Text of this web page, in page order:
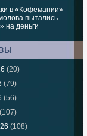
в «Кофемании»
пытались
на деньги
(20)
(79)
(56)
(107)
(108)